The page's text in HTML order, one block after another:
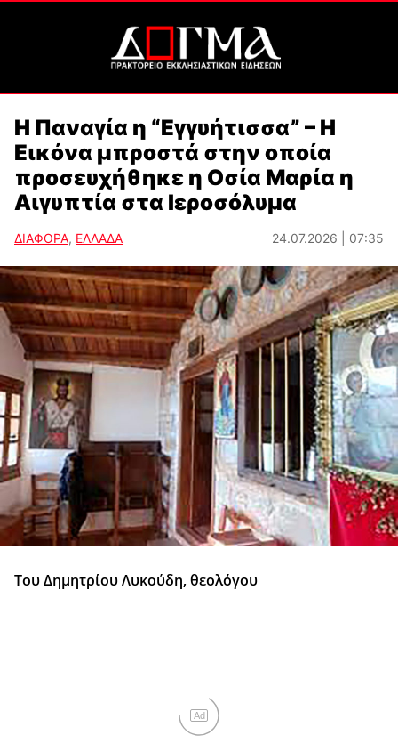
Η Παναγία η “Εγγυήτισσα” – Η
Εικόνα μπροστά στην οποία
προσευχήθηκε η Οσία Μαρία η
Αιγυπτία στα Ιεροσόλυμα
ΔΙΑΦΟΡΑ, ΕΛΛΑΔΑ 24.07.2026 | 07:35
Του Δημητρίου Λυκούδη, θεολόγου
Ad